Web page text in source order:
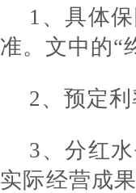
1、具体
准。文中的“
2、预定
3、分红
实际经营成